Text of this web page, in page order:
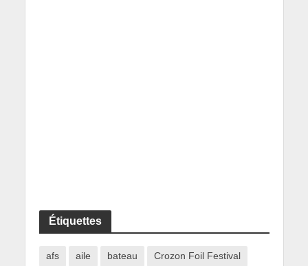
Étiquettes
afs aile bateau Crozon Foil Festival